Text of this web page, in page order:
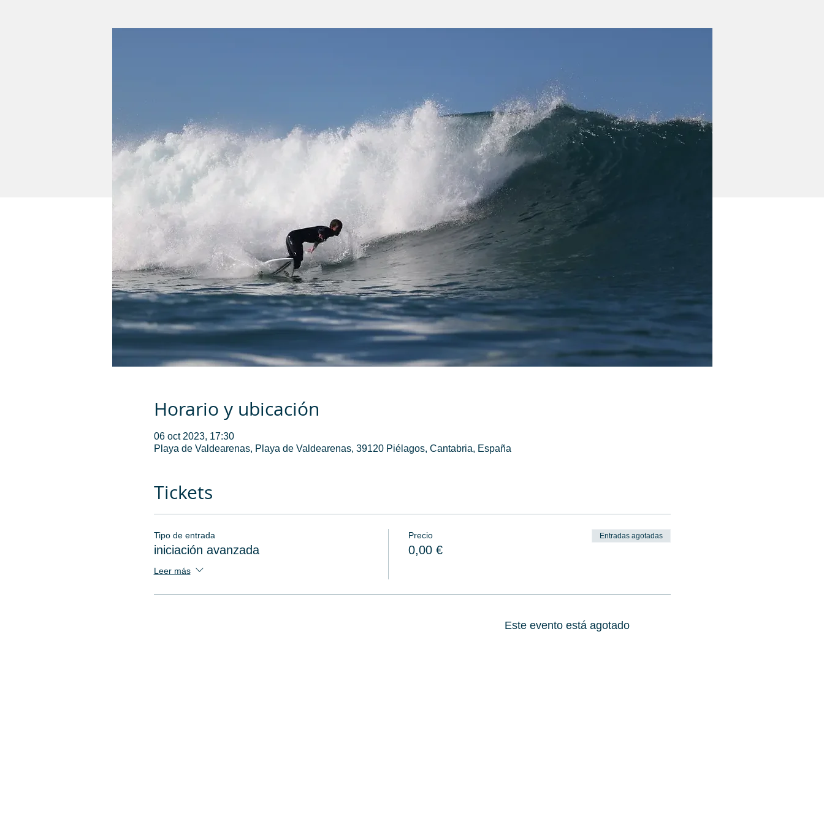
Horario y ubicación
06 oct 2023, 17:30
Playa de Valdearenas, Playa de Valdearenas, 39120 Piélagos, Cantabria, España
Tickets
Tipo de entrada
iniciación avanzada
Leer más
Precio
0,00 €
Entradas agotadas
Este evento está agotado